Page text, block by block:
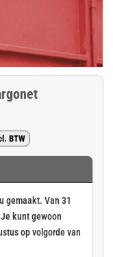
BTW
gemaakt. Van 31
kunt gewoon
op volgorde van